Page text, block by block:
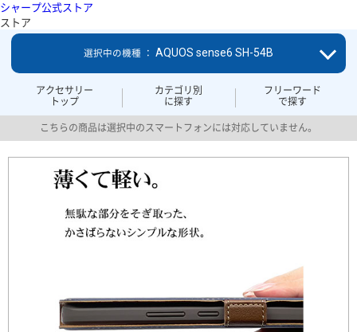
シャープ公式ストア
ストア
アクセサリー
トップ
カテゴリ別
に探す
フリーワード
で探す
選択中の機種 ： AQUOS sense6 SH-54B
こちらの商品は選択中のスマートフォンには対応していません。